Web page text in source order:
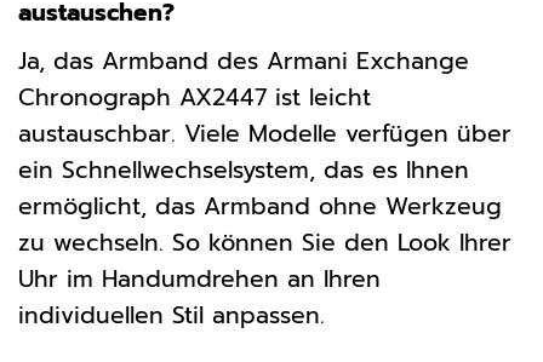
austauschen?
Ja, das Armband des Armani Exchange
Chronograph AX2447 ist leicht
austauschbar. Viele Modelle verfügen über
ein Schnellwechselsystem, das es Ihnen
ermöglicht, das Armband ohne Werkzeug
zu wechseln. So können Sie den Look Ihrer
Uhr im Handumdrehen an Ihren
individuellen Stil anpassen.